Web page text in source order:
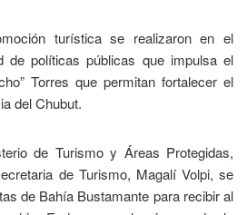
turística se realizaron en el
de políticas públicas que impulsa el
Torres que permitan fortalecer el
del Chubut.
de Turismo y Áreas Protegidas,
de Turismo, Magalí Volpi, se
de Bahía Bustamante para recibir al